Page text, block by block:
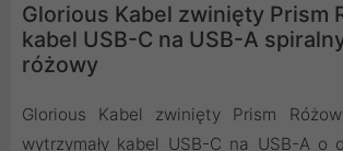
Glorious Kabel zwinięty Prism
kabel USB-C na USB-A
różowy
Glorious Kabel zwinięty Prism
wytrzymały kabel USB-C na USB-A o